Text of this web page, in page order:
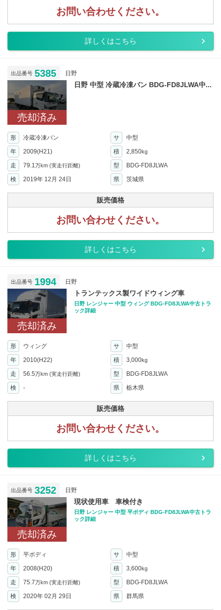
お問い合わせください。
詳しくはこちら
出品番号 5385 日野
売却済み
日野 中型 冷蔵冷凍バン BDG-FD8JLWA中...
形 冷蔵冷凍バン サ
中型
年
2009(H21) 積 2,850kg
走 79.1万km (実走行距離) 型
BDG-FD8JLWA
検
2019年 12月 24日 県 茨城県
販売価格
お問い合わせください。
詳しくはこちら
出品番号 1994 日野
売却済み
トランテックス製ワイドウィング車
日野 レンジャー 中型 ウィング BDG-FD8JLWA中古トラ
ック詳細
形 ウィング サ
中型
年
2010(H22) 積 3,000kg
走 56.5万km (実走行距離) 型
BDG-FD8JLWA
検
- 県 栃木県
販売価格
お問い合わせください。
詳しくはこちら
出品番号 3252 日野
売却済み
現状使用車 車検付き
日野 レンジャー 中型 平ボディ BDG-FD8JLWA中古トラ
ック詳細
形 平ボディ サ
中型
年
2008(H20) 積 3,600kg
走 75.7万km (実走行距離) 型
BDG-FD8JLWA
検
2020年 02月 29日 県 群馬県